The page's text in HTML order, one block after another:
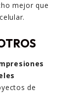
mejor que
de